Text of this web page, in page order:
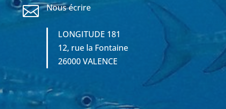
 Nous écrire
LONGITUDE 181
12, rue la Fontaine
26000 VALENCE